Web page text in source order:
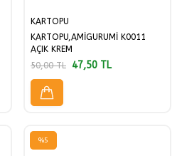
KARTOPU
KARTOPU,AMİGURUMİ K0011
AÇIK KREM
50,00TL 47,50 TL
%5